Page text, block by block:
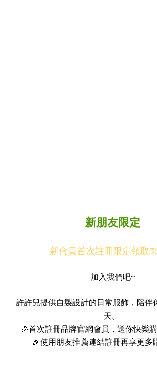
新朋友限定
新會員首次註冊限定領取
加入我們吧~
許許兒提供自製設計的日常服飾，陪伴
天。
🎉首次註冊品牌官網會員，送你快樂
🎉使用朋友推薦連結註冊再享更多